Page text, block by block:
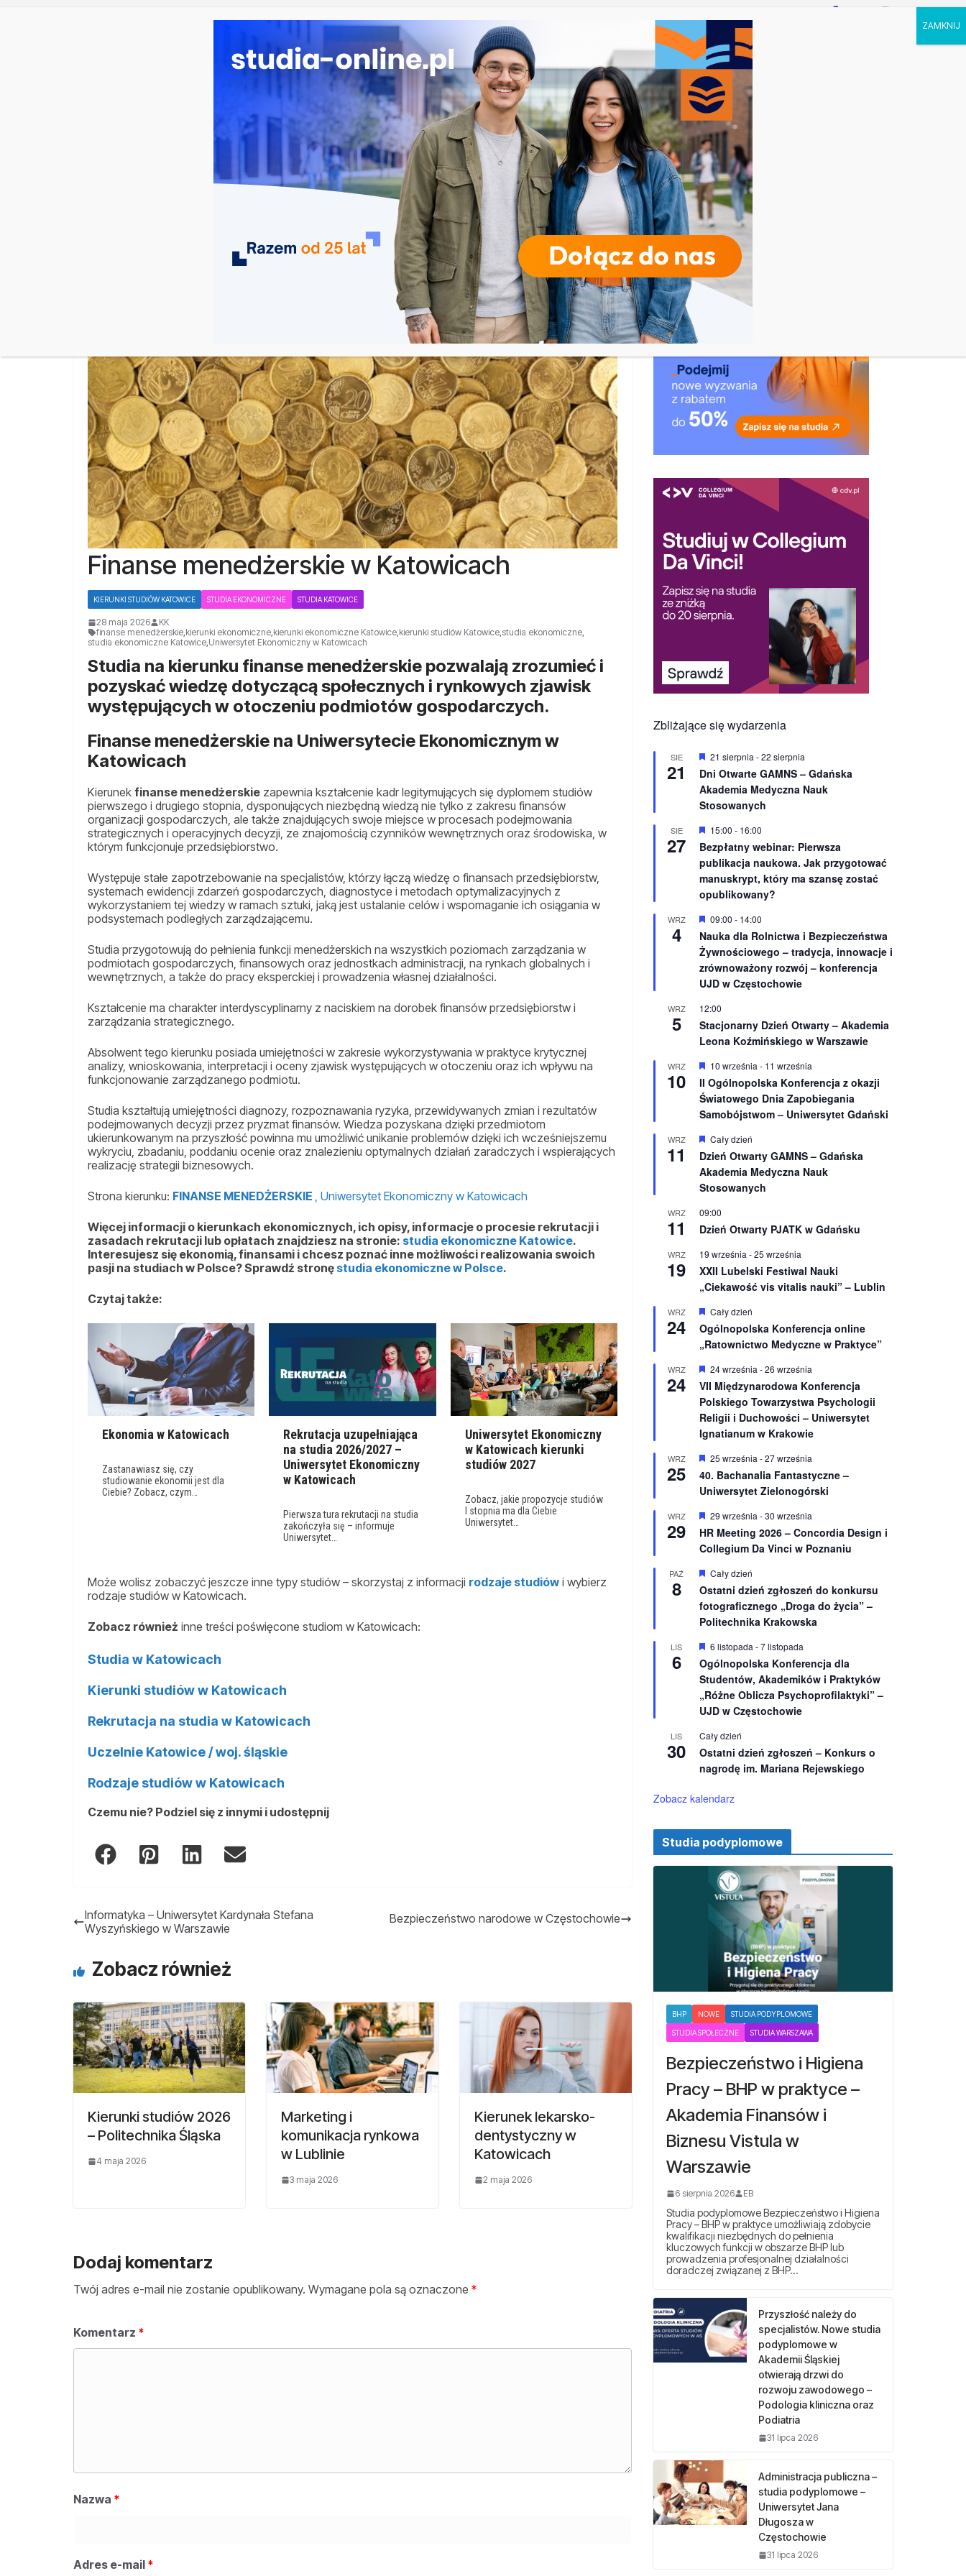
Rekrutacja na studia 2027/2028 – Uniwersytet Rolniczy w
Krakowie: kierunki, terminy, zasady
Rekrutacja na studia 2027/28 – Uniwersytet Medyczny w Łodzi:
kierunki, terminy, zasady
Informatyka medyczna w Lublinie
Uniwersytet Przyrodniczy w Poznaniu kierunki studiów 2027/28
UCZELNIE KIERUNKI RODZAJE STUDIÓW REKRUTACJA DRZWI OTWARTE TOP STUDIA KALENDARZ
Finanse menedżerskie w Katowicach
KIERUNKI STUDIÓW KATOWICE STUDIA EKONOMICZNE STUDIA KATOWICE
28 maja 2026
KK
finanse menedżerskie kierunki ekonomiczne kierunki ekonomiczne Katowice kierunki studiów Katowice studia ekonomiczne
studia ekonomiczne Katowice Uniwersytet Ekonomiczny w Katowicach
Studia na kierunku finanse menedżerskie pozwalają zrozumieć i
pozyskać wiedzę dotyczącą społecznych i rynkowych zjawisk
występujących w otoczeniu podmiotów gospodarczych.
Finanse menedżerskie na Uniwersytecie Ekonomicznym w
Katowicach
Kierunek finanse menedżerskie zapewnia kształcenie kadr legitymujących się dyplomem studiów
pierwszego i drugiego stopnia, dysponujących niezbędną wiedzą nie tylko z zakresu finansów
organizacji gospodarczych, ale także znajdujących swoje miejsce w procesach podejmowania
strategicznych i operacyjnych decyzji, ze znajomością czynników wewnętrznych oraz środowiska, w
którym funkcjonuje przedsiębiorstwo.
Występuje stałe zapotrzebowanie na specjalistów, którzy łączą wiedzę o finansach przedsiębiorstw,
systemach ewidencji zdarzeń gospodarczych, diagnostyce i metodach optymalizacyjnych z
wykorzystaniem tej wiedzy w ramach sztuki, jaką jest ustalanie celów i wspomaganie ich osiągania w
podsystemach podległych zarządzającemu.
Studia przygotowują do pełnienia funkcji menedżerskich na wszystkich poziomach zarządzania w
podmiotach gospodarczych, finansowych oraz jednostkach administracji, na rynkach globalnych i
wewnętrznych, a także do pracy eksperckiej i prowadzenia własnej działalności.
Kształcenie ma charakter interdyscyplinarny z naciskiem na dorobek finansów przedsiębiorstw i
zarządzania strategicznego.
Absolwent tego kierunku posiada umiejętności w zakresie wykorzystywania w praktyce krytycznej
analizy, wnioskowania, interpretacji i oceny zjawisk występujących w otoczeniu oraz ich wpływu na
funkcjonowanie zarządzanego podmiotu.
Studia kształtują umiejętności diagnozy, rozpoznawania ryzyka, przewidywanych zmian i rezultatów
podejmowanych decyzji przez pryzmat finansów. Wiedza pozyskana dzięki przedmiotom
ukierunkowanym na przyszłość powinna mu umożliwić unikanie problemów dzięki ich wcześniejszemu
wykryciu, zbadaniu, poddaniu ocenie oraz znalezieniu optymalnych działań zaradczych i wspierających
realizację strategii biznesowych.
Strona kierunku: FINANSE MENEDŻERSKIE , Uniwersytet Ekonomiczny w Katowicach
Więcej informacji o kierunkach ekonomicznych, ich opisy, informacje o procesie rekrutacji i
zasadach rekrutacji lub opłatach znajdziesz na stronie: studia ekonomiczne Katowice.
Interesujesz się ekonomią, finansami i chcesz poznać inne możliwości realizowania swoich
pasji na studiach w Polsce? Sprawdź stronę studia ekonomiczne w Polsce.
Czytaj także:
Ekonomia w Katowicach
Zastanawiasz się, czy
studiowanie ekonomii jest dla
Ciebie? Zobacz, czym…
Rekrutacja uzupełniająca
na studia 2026/2027 –
Uniwersytet Ekonomiczny
w Katowicach
Pierwsza tura rekrutacji na studia
zakończyła się – informuje
Uniwersytet…
Uniwersytet Ekonomiczny
w Katowicach kierunki
studiów 2027
Zobacz, jakie propozycje studiów
I stopnia ma dla Ciebie
Uniwersytet…
Może wolisz zobaczyć jeszcze inne typy studiów – skorzystaj z informacji rodzaje studiów i wybierz
rodzaje studiów w Katowicach.
Zobacz również inne treści poświęcone studiom w Katowicach:
Studia w Katowicach
Kierunki studiów w Katowicach
Rekrutacja na studia w Katowicach
Uczelnie Katowice / woj. śląskie
Rodzaje studiów w Katowicach
Czemu nie? Podziel się z innymi i udostępnij
Informatyka – Uniwersytet Kardynała Stefana
Wyszyńskiego w Warszawie
Bezpieczeństwo narodowe w Częstochowie
Zobacz również
Kierunki studiów 2026
– Politechnika Śląska
4 maja 2026
Marketing i
komunikacja rynkowa
w Lublinie
3 maja 2026
Kierunek lekarsko-
dentystyczny w
Katowicach
2 maja 2026
Dodaj komentarz
Twój adres e-mail nie zostanie opublikowany. Wymagane pola są oznaczone *
Komentarz *
Nazwa *
Adres e-mail *
Zbliżające się wydarzenia
SIE
21
W
r
ó
ż
n
o
n
e
21 sierpnia -22 sierpnia
Dni Otwarte GAMNS – Gdańska
Akademia Medyczna Nauk
Stosowanych
SIE
27
W
r
ó
ż
n
i
n
e
15:00 - 16:00
Bezpłatny webinar: Pierwsza
publikacja naukowa. Jak przygotować
manuskrypt, który ma szansę zostać
opublikowany?
WRZ
4
W
r
ó
ż
n
i
n
e
09:00 - 14:00
Nauka dla Rolnictwa i Bezpieczeństwa
Żywnościowego – tradycja, innowacje i
zrównoważony rozwój – konferencja
UJD w Częstochowie
WRZ
5
12:00
Stacjonarny Dzień Otwarty – Akademia
Leona Koźmińskiego w Warszawie
WRZ
10
W
y
r
ó
ż
n
o
n
e
10 września - 11 września
II Ogólnopolska Konferencja z okazji
Światowego Dnia Zapobiegania
Samobójstwom – Uniwersytet Gdański
WRZ
11
W
y
r
ó
ż
n
o
n
Cały dzień
Dzień Otwarty GAMNS – Gdańska
Akademia Medyczna Nauk
Stosowanych
WRZ
11
09:00
Dzień Otwarty PJATK w Gdańsku
WRZ
19
19 września -25 września
XXII Lubelski Festiwal Nauki
„Ciekawość vis vitalis nauki” – Lublin
WRZ
24
W
r
ó
n
i
o
n
e
Cały dzień
Ogólnopolska Konferencja online
„Ratownictwo Medyczne w Praktyce”
WRZ
24
W
y
r
ó
ż
n
i
n
e
24 września -26 września
VII Międzynarodowa Konferencja
Polskiego Towarzystwa Psychologii
Religii i Duchowości – Uniwersytet
Ignatianum w Krakowie
WRZ
25
W
r
ó
n
i
o
n
25 września -27 września
40. Bachanalia Fantastyczne –
Uniwersytet Zielonogórski
WRZ
29
W
y
r
ó
n
o
n
e
29 września -30 września
HR Meeting 2026 – Concordia Design i
Collegium Da Vinci w Poznaniu
PAŹ
8
W
r
ó
ż
n
i
o
n
e
Cały dzień
Ostatni dzień zgłoszeń do konkursu
fotograficznego „Droga do życia” –
Politechnika Krakowska
LIS
6
W
r
ó
ż
n
i
n
e
6 listopada -7 listopada
Ogólnopolska Konferencja dla
Studentów, Akademików i Praktyków
„Różne Oblicza Psychoprofilaktyki” –
UJD w Częstochowie
LIS
30
Cały dzień
Ostatni dzień zgłoszeń – Konkurs o
nagrodę im. Mariana Rejewskiego
Zobacz kalendarz
Studia podyplomowe
BHP NOWE STUDIA PODYPLOMOWE
STUDIA SPOŁECZNE STUDIA WARSZAWA
Bezpieczeństwo i Higiena
Pracy – BHP w praktyce –
Akademia Finansów i
Biznesu Vistula w
Warszawie
6 sierpnia 2026 EB
Studia podyplomowe Bezpieczeństwo i Higiena
Pracy – BHP w praktyce umożliwiają zdobycie
kwalifikacji niezbędnych do pełnienia
kluczowych funkcji w obszarze BHP lub
prowadzenia profesjonalnej działalności
doradczej związanej z BHP…
Przyszłość należy do
specjalistów. Nowe studia
podyplomowe w
Akademii Śląskiej
otwierają drzwi do
rozwoju zawodowego –
Podologia kliniczna oraz
Podiatria
31 lipca 2026
Administracja publiczna –
studia podyplomowe –
Uniwersytet Jana
Długosza w
Częstochowie
31 lipca 2026